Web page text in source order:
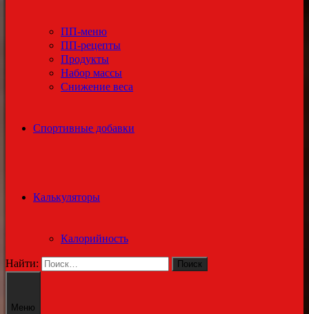
ПП-меню
ПП-рецепты
Продукты
Набор массы
Снижение веса
Спортивные добавки
Калькуляторы
Калорийность
Найти:
Меню